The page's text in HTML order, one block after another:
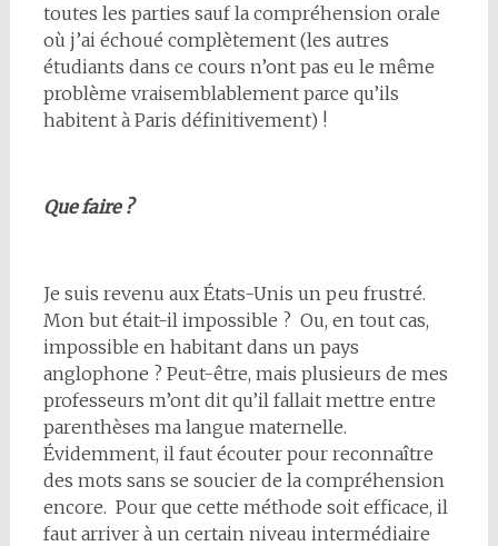
toutes les parties sauf la compréhension orale
où j’ai échoué complètement (les autres
étudiants dans ce cours n’ont pas eu le même
problème vraisemblablement parce qu’ils
habitent à Paris définitivement) !
Que faire ?
Je suis revenu aux États-Unis un peu frustré.
Mon but était-il impossible ? Ou, en tout cas,
impossible en habitant dans un pays
anglophone ? Peut-être, mais plusieurs de mes
professeurs m’ont dit qu’il fallait mettre entre
parenthèses ma langue maternelle.
Évidemment, il faut écouter pour reconnaître
des mots sans se soucier de la compréhension
encore. Pour que cette méthode soit efficace, il
faut arriver à un certain niveau intermédiaire